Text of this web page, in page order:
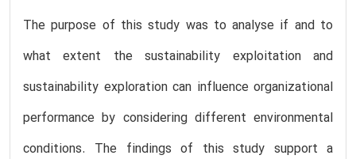
The purpose of this study was to analyse if and to
what extent the sustainability exploitation and
sustainability exploration can influence organizational
performance by considering different environmental
conditions. The findings of this study support a